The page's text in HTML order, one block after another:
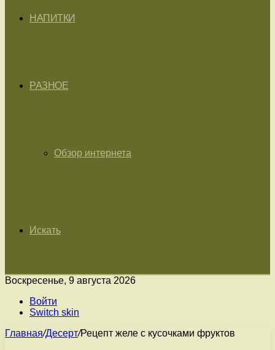
НАПИТКИ
РАЗНОЕ
Обзор интернета
Искать
Воскресенье, 9 августа 2026
Войти
Switch skin
Главная/Десерт/Рецепт желе с кусочками фруктов